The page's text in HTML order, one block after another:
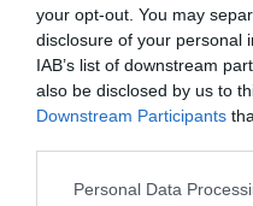
your opt-out. You may
disclosure of your personal
IAB’s list of downstream
also be disclosed by us to
Downstream Participants
Please note that this
Personal Data